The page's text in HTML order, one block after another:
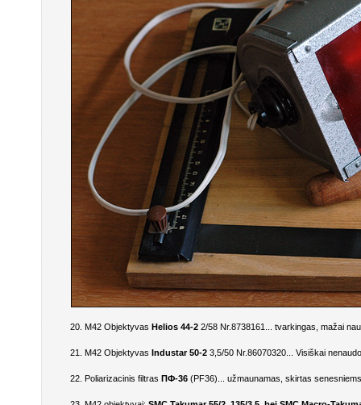
20. M42 ObjektyvasHelios 44-2 2/58 Nr.8738161... tvarkingas, mažai
21. M42 ObjektyvasIndustar 50-2 3,5/50 Nr.86070320... Visiškai
22. Poliarizacinis filtrasПФ-36 (PF36)... užmaunamas, skirtas